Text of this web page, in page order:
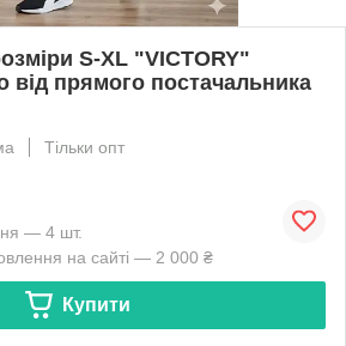
S-XL "VICTORY"
від прямого постачальника
Тільки опт
— 4 шт.
на сайті — 2 000 ₴
Купити